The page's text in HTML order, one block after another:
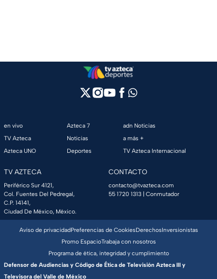
en vivo
TV Azteca
Azteca UNO
Azteca 7
Noticias
Deportes
adn Noticias
a más +
TV Azteca Internacional
TV AZTECA
Periférico Sur 4121,
Col. Fuentes Del Pedregal,
C.P. 14141,
Ciudad De México, México.
CONTACTO
contacto@tvazteca.com
55 1720 1313 | Conmutador
Aviso de privacidadPreferencias de CookiesDerechosInversionistas
Promo EspacioTrabaja con nosotros
Programa de ética, integridad y cumplimiento
Defensor de Audiencias y Código de Ética de Televisión Azteca III y
Televisora del Valle de México